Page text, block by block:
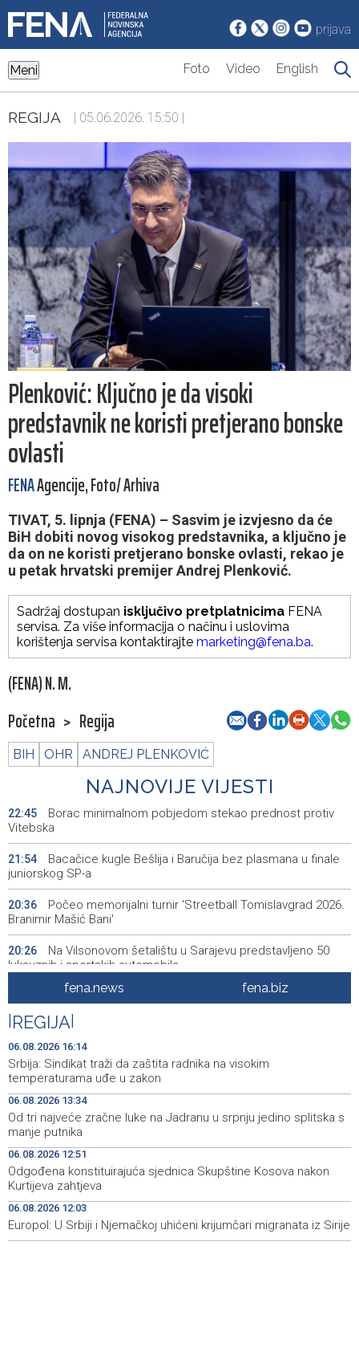
prijava
Meni Foto Video English
REGIJA | 05.06.2026. 15:50 |
Plenković: Ključno je da visoki
predstavnik ne koristi pretjerano bonske
ovlasti
FENAAgencije, Foto/ Arhiva
TIVAT, 5. lipnja (FENA) – Sasvim je izvjesno da će
BiH dobiti novog visokog predstavnika, a ključno je
da on ne koristi pretjerano bonske ovlasti, rekao je
u petak hrvatski premijer Andrej Plenković.
Sadržaj dostupan isključivo pretplatnicima FENA
servisa. Za više informacija o načinu i uslovima
korištenja servisa kontaktirajte marketing@fena.ba.
(FENA) N. M.
Početna > Regija
BIH OHR ANDREJ PLENKOVIĆ
NAJNOVIJE VIJESTI
22:45
Borac minimalnom pobjedom stekao prednost protiv
Vitebska
21:54
Bacačice kugle Bešlija i Baručija bez plasmana u finale
juniorskog SP-a
20:36
Počeo memorijalni turnir 'Streetball Tomislavgrad 2026.
Branimir Mašić Bani'
20:26
Na Vilsonovom šetalištu u Sarajevu predstavljeno 50
luksuznih i sportskih automobila
Announcement of events for Friday, 7 August 2026
19:55
Drugi Festival bakri okupio mještane i posjetitelje kod
Livna
19:45
Novi Travnik receives first direct EU funding for UNESCO
heritage project
19:33
Crishock: OHR maintains an open dialogue with all
political stakeholders in BiH
19:32
Velika nagrada Britanije ostaje u MotoGP kalendaru do
2028. godine
19:29
Španska krajnja ljevica i desnica ujedinjene protiv
Maroka kao suorganizatora SP 2030.
fena.news fena.biz
REGIJA
06.08.2026 16:14
Srbija: Sindikat traži da zaštita radnika na visokim
temperaturama uđe u zakon
06.08.2026 13:34
Od tri najveće zračne luke na Jadranu u srpnju jedino splitska s
manje putnika
06.08.2026 12:51
Odgođena konstituirajuća sjednica Skupštine Kosova nakon
Kurtijeva zahtjeva
06.08.2026 12:03
Europol: U Srbiji i Njemačkoj uhićeni krijumčari migranata iz Sirije